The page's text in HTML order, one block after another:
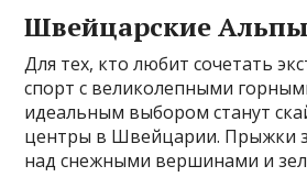
Швейцарские Альпы
Для тех, кто любит сочетать
спорт с великолепными
идеальным выбором станут
центры в Швейцарии. Прыжки
над снежными вершинами и